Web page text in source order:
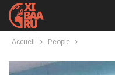
Accueil People